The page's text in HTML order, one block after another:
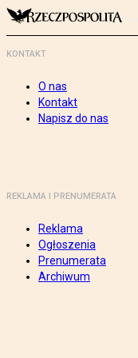
KONTAKT
O nas
Kontakt
Napisz do nas
REKLAMA I PRENUMERATA
Reklama
Ogłoszenia
Prenumerata
Archiwum